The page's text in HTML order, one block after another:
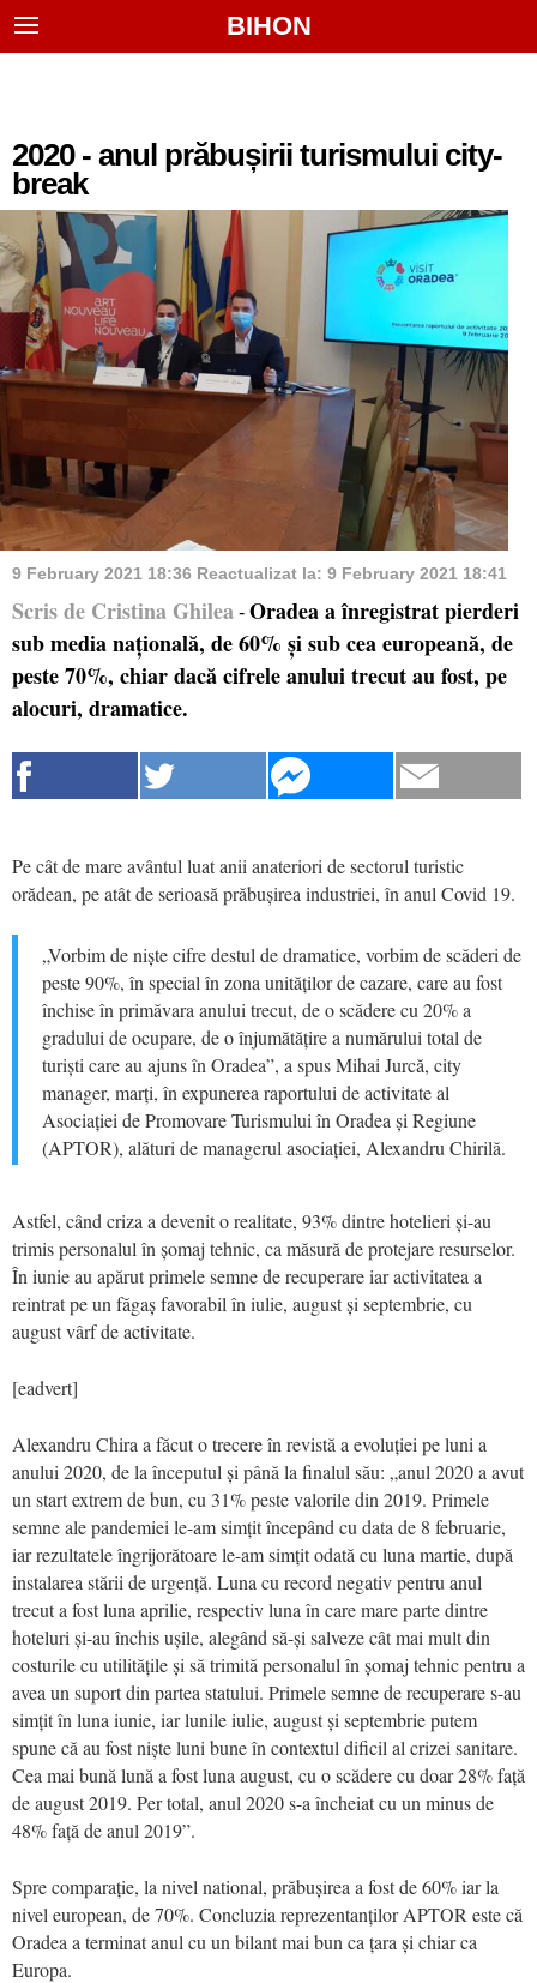
BIHON
2020 - anul prăbușirii turismului city-
break
9 February 2021 18:36 Reactualizat la: 9 February 2021 18:41
Scris de Cristina Ghilea - Oradea a înregistrat pierderi
sub media națională, de 60% și sub cea europeană, de
peste 70%, chiar dacă cifrele anului trecut au fost, pe
alocuri, dramatice.
Pe cât de mare avântul luat anii anateriori de sectorul turistic
orădean, pe atât de serioasă prăbușirea industriei, în anul Covid 19.
„Vorbim de niște cifre destul de dramatice, vorbim de scăderi de
peste 90%, în special în zona unităților de cazare, care au fost
închise în primăvara anului trecut, de o scădere cu 20% a
gradului de ocupare, de o înjumătățire a numărului total de
turiști care au ajuns în Oradea”, a spus Mihai Jurcă, city
manager, marți, în expunerea raportului de activitate al
Asociației de Promovare Turismului în Oradea și Regiune
(APTOR), alături de managerul asociației, Alexandru Chirilă.
Astfel, când criza a devenit o realitate, 93% dintre hotelieri și-au
trimis personalul în șomaj tehnic, ca măsură de protejare resurselor.
În iunie au apărut primele semne de recuperare iar activitatea a
reintrat pe un făgaș favorabil în iulie, august și septembrie, cu
august vârf de activitate.
[eadvert]
Alexandru Chira a făcut o trecere în revistă a evoluției pe luni a
anului 2020, de la începutul și până la finalul său: „anul 2020 a avut
un start extrem de bun, cu 31% peste valorile din 2019. Primele
semne ale pandemiei le-am simțit începând cu data de 8 februarie,
iar rezultatele îngrijorătoare le-am simțit odată cu luna martie, după
instalarea stării de urgență. Luna cu record negativ pentru anul
trecut a fost luna aprilie, respectiv luna în care mare parte dintre
hoteluri și-au închis ușile, alegând să-și salveze cât mai mult din
costurile cu utilitățile și să trimită personalul în șomaj tehnic pentru a
avea un suport din partea statului. Primele semne de recuperare s-au
simțit în luna iunie, iar lunile iulie, august și septembrie putem
spune că au fost niște luni bune în contextul dificil al crizei sanitare.
Cea mai bună lună a fost luna august, cu o scădere cu doar 28% față
de august 2019. Per total, anul 2020 s-a încheiat cu un minus de
48% față de anul 2019”.
Spre comparație, la nivel national, prăbușirea a fost de 60% iar la
nivel european, de 70%. Concluzia reprezentanților APTOR este că
Oradea a terminat anul cu un bilant mai bun ca țara și chiar ca
Europa.